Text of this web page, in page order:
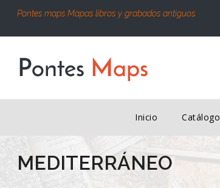
Pontes maps Mapas libros y grabados antiguos.
Inicio Catálogo
MEDITERRÁNEO